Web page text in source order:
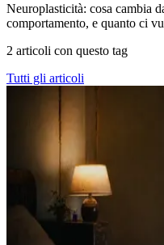
Neuroplasticità: cosa cambia
comportamento, e quanto ci
2 articoli con questo tag
Tutti gli articoli